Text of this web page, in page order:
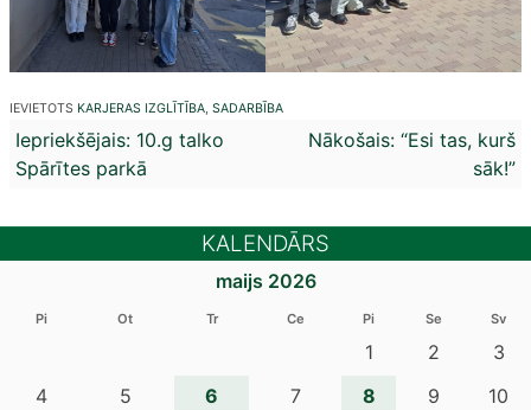
IEVIETOTS KARJERAS IZGLĪTĪBA, SADARBĪBA
Ziņu
izvēlne
Iepriekšējais: 10.g talko
Spārītes parkā
Nākošais: “Esi tas, kurš
sāk!”
KALENDĀRS
maijs 2026
Pi Ot Tr Ce Pi Se Sv
1 2
3
4
5 6 7 8 9 10